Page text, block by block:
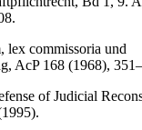
lex commissoria und
AcP 168 (1968),
of Judicial